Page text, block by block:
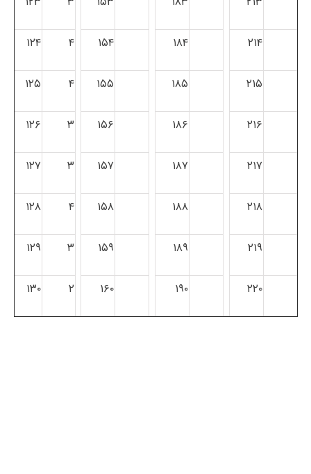
۲۱۴ ۱۸۴ ۱۵۴ ۴ ۱۲۴
۲۱۵ ۱۸۵ ۱۵۵ ۴ ۱۲۵
۲۱۶ ۱۸۶ ۱۵۶ ۳ ۱۲۶
۲۱۷ ۱۸۷ ۱۵۷ ۳ ۱۲۷
۲۱۸ ۱۸۸ ۱۵۸ ۴ ۱۲۸
۲۱۹ ۱۸۹ ۱۵۹ ۳ ۱۲۹
۲۲۰ ۱۹۰ ۱۶۰ ۲ ۱۳۰